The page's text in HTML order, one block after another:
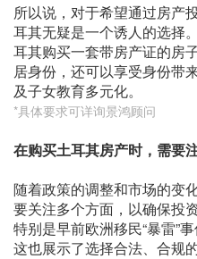
所以说，对于希望通过房产
耳其无疑是一个诱人的选择
耳其购买一套带房产证的房
居身份，还可以享受身份带
及子女教育多元化。
*具体要求可详询景鸿顾问
在购买土耳其房产时，需要
随着政策的调整和市场的变
要关注多个方面，以确保投
特别是早前欧洲移民“暴雷”
这也展示了选择合法、合规